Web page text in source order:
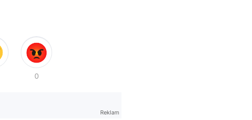
0
Reklam